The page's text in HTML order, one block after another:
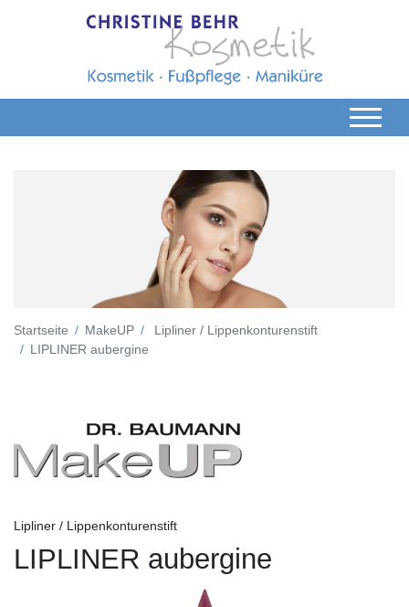
Startseite MakeUP
Lipliner / Lippenkonturenstift
LIPLINER aubergine
Lipliner / Lippenkonturenstift
LIPLINER aubergine